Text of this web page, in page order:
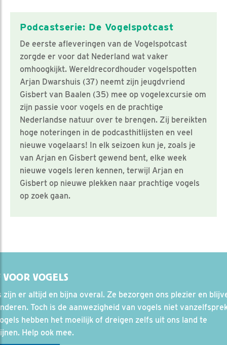
Podcastserie: De Vogelspotcast
De eerste afleveringen van de Vogelspotcast
zorgde er voor dat Nederland wat vaker
omhoogkijkt. Wereldrecordhouder vogelspotten
Arjan Dwarshuis (37) neemt zijn jeugdvriend
Gisbert van Baalen (35) mee op vogelexcursie om
zijn passie voor vogels en de prachtige
Nederlandse natuur over te brengen. Zij bereikten
hoge noteringen in de podcasthitlijsten en veel
nieuwe vogelaars! In elk seizoen kun je, zoals je
van Arjan en Gisbert gewend bent, elke week
nieuwe vogels leren kennen, terwijl Arjan en
Gisbert op nieuwe plekken naar prachtige vogels
op zoek gaan.
VOOR VOGELS
zijn er altijd en bijna overal. Ze bezorgen ons plezier en
Toch is de aanwezigheid van vogels niet
hebben het moeilijk of dreigen zelfs uit ons land te
Help ook mee.